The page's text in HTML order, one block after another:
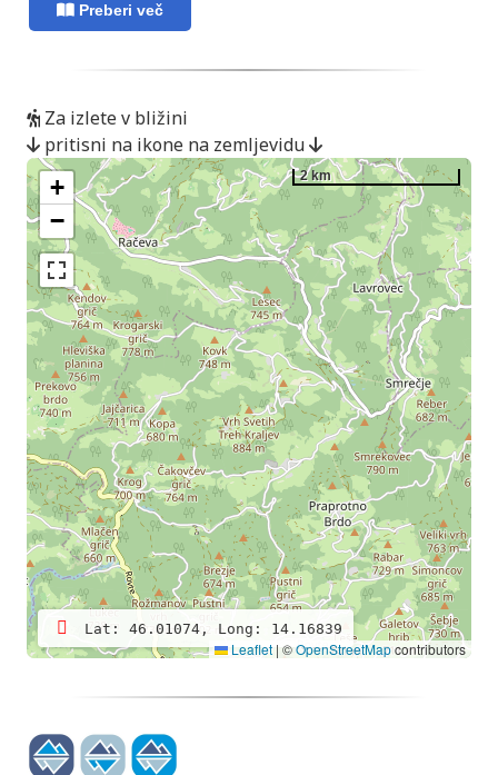
Preberi več
Za izlete v bližini
pritisni na ikone na zemljevidu
+
−
2 km
Lat: 46.01074, Long: 14.16839
Leaflet | ©OpenStreetMapcontributors